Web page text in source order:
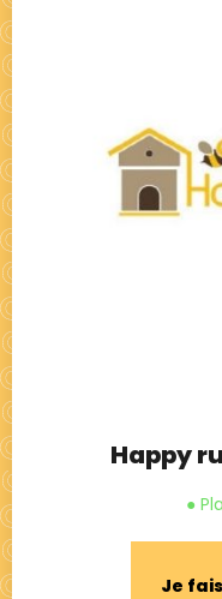
Happy
●
Je